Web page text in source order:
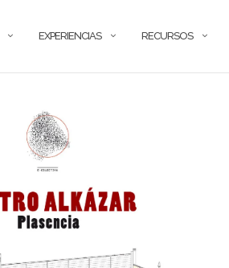
EXPERIENCIAS RECURSOS